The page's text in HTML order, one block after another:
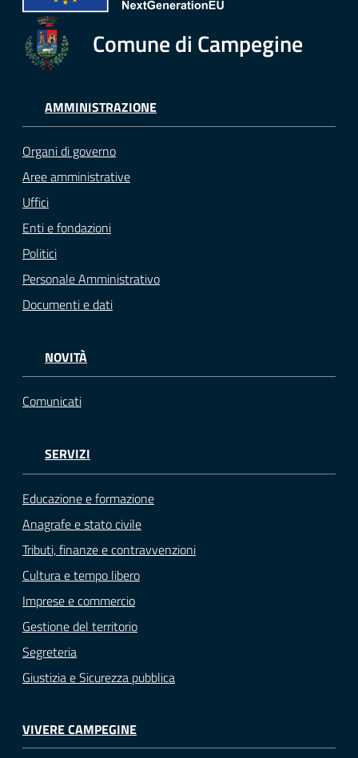
Comune di Campegine
AMMINISTRAZIONE
Organi di governo
Aree amministrative
Uffici
Enti e fondazioni
Politici
Personale Amministrativo
Documenti e dati
NOVITÀ
Comunicati
SERVIZI
Educazione e formazione
Anagrafe e stato civile
Tributi, finanze e contravvenzioni
Cultura e tempo libero
Imprese e commercio
Gestione del territorio
Segreteria
Giustizia e Sicurezza pubblica
VIVERE CAMPEGINE